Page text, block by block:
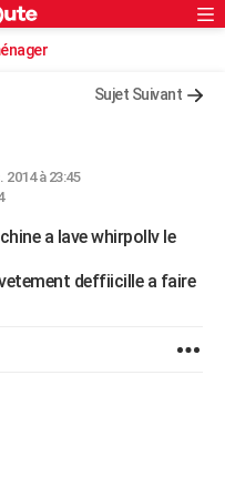
Sujet Suivant
à 23:45
a lave whirpollv le
deffiicille a faire